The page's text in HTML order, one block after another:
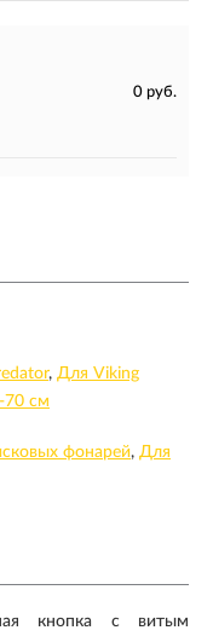
0 руб.
Для Viking
70 см
фонарей Для
кнопка с витым